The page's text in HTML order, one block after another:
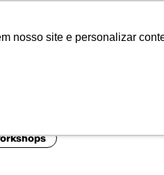
nosso site e personalizar